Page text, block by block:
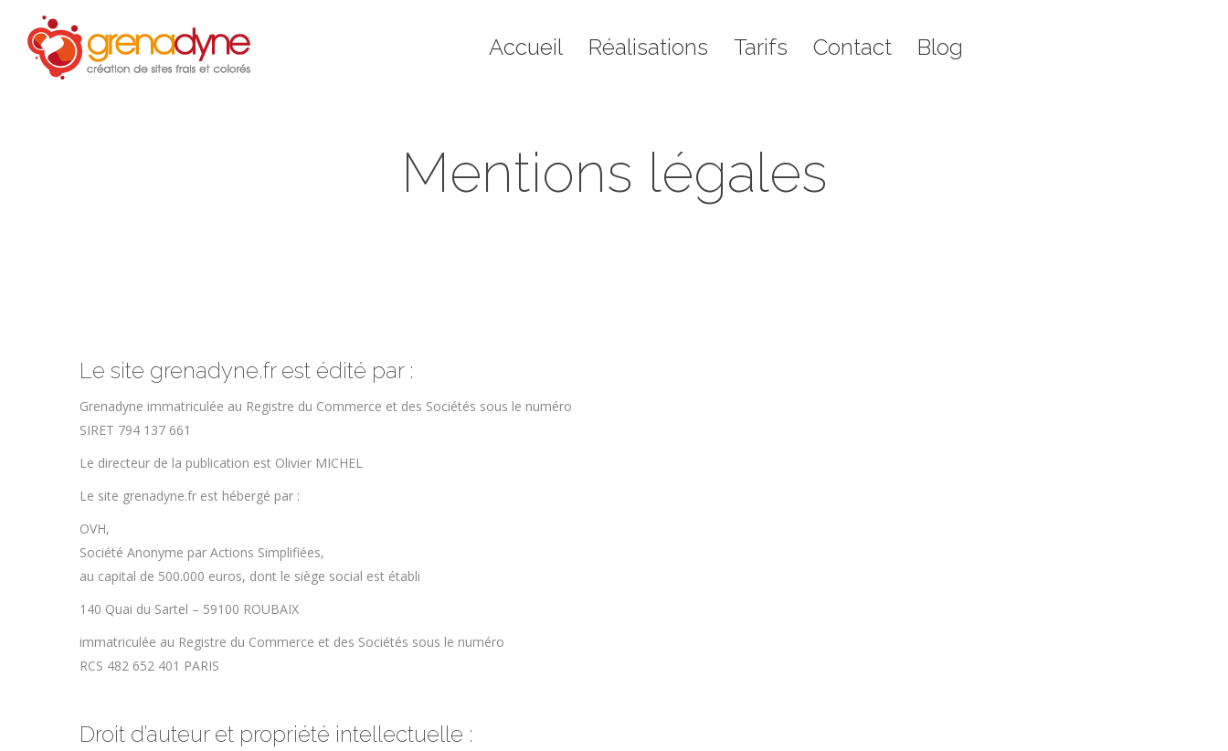
Accueil Réalisations Tarifs Contact Blog
Mentions légales
Vous êtes ici :
Le site grenadyne.fr est édité par :
Grenadyne immatriculée au Registre du Commerce et des Sociétés sous le numéro
SIRET 794 137 661
Le directeur de la publication est Olivier MICHEL
Le site grenadyne.fr est hébergé par :
OVH,
Société Anonyme par Actions Simplifiées,
au capital de 500.000 euros, dont le siège social est établi
140 Quai du Sartel – 59100 ROUBAIX
immatriculée au Registre du Commerce et des Sociétés sous le numéro
RCS 482 652 401 PARIS
Droit d’auteur et propriété intellectuelle :
Recherche